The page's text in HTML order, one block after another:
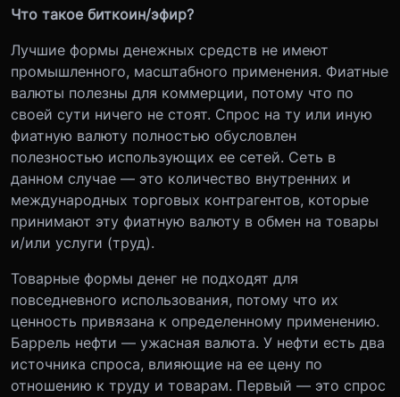
Что такое биткоин/эфир?
Лучшие формы денежных средств не имеют
промышленного, масштабного применения. Фиатные
валюты полезны для коммерции, потому что по
своей сути ничего не стоят. Спрос на ту или иную
фиатную валюту полностью обусловлен
полезностью использующих ее сетей. Сеть в
данном случае — это количество внутренних и
международных торговых контрагентов, которые
принимают эту фиатную валюту в обмен на товары
и/или услуги (труд).
Товарные формы денег не подходят для
повседневного использования, потому что их
ценность привязана к определенному применению.
Баррель нефти — ужасная валюта. У нефти есть два
источника спроса, влияющие на ее цену по
отношению к труду и товарам. Первый — это спрос